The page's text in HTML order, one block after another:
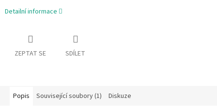
Detailní informace
ZEPTAT SE SDÍLET
Popis Související soubory (1) Diskuze